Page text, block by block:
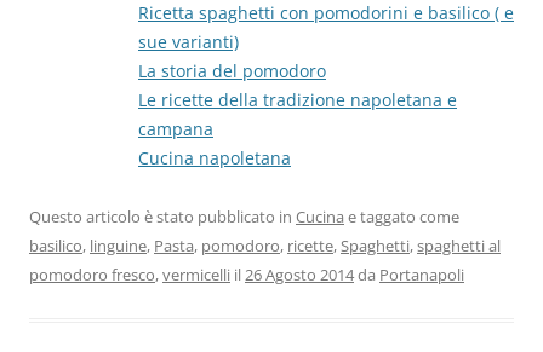
Ricetta spaghetti con pomodorini e basilico ( e
sue varianti)
La storia del pomodoro
Le ricette della tradizione napoletana e
campana
Cucina napoletana
Questo articolo è stato pubblicato in Cucina e taggato come
basilico, linguine, Pasta, pomodoro, ricette,Spaghetti,spaghetti al
pomodoro fresco,vermicelli il26 Agosto 2014da Portanapoli